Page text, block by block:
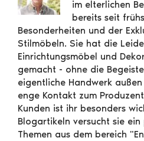
im elterlichen
bereits seit
Besonderheiten und der
Stilmöbeln. Sie hat die
Einrichtungsmöbel und
gemacht - ohne die
eigentliche Handwerk
enge Kontakt zum
Kunden ist ihr besonders
Blogartikeln versucht sie
Themen aus dem bereich